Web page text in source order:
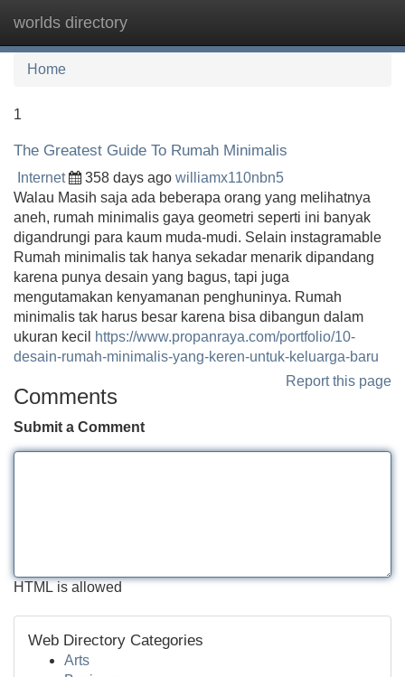
worlds directory
Home
1
The Greatest Guide To Rumah Minimalis
Internet 358 days ago williamx110nbn5
Walau Masih saja ada beberapa orang yang melihatnya
aneh, rumah minimalis gaya geometri seperti ini banyak
digandrungi para kaum muda-mudi. Selain instagramable
Rumah minimalis tak hanya sekadar menarik dipandang
karena punya desain yang bagus, tapi juga
mengutamakan kenyamanan penghuninya. Rumah
minimalis tak harus besar karena bisa dibangun dalam
ukuran kecil
https://www.propanraya.com/portfolio/10-
desain-rumah-minimalis-yang-keren-untuk-keluarga-baru
Report this page
Comments
Submit a Comment
HTML is allowed
Web Directory Categories
Arts